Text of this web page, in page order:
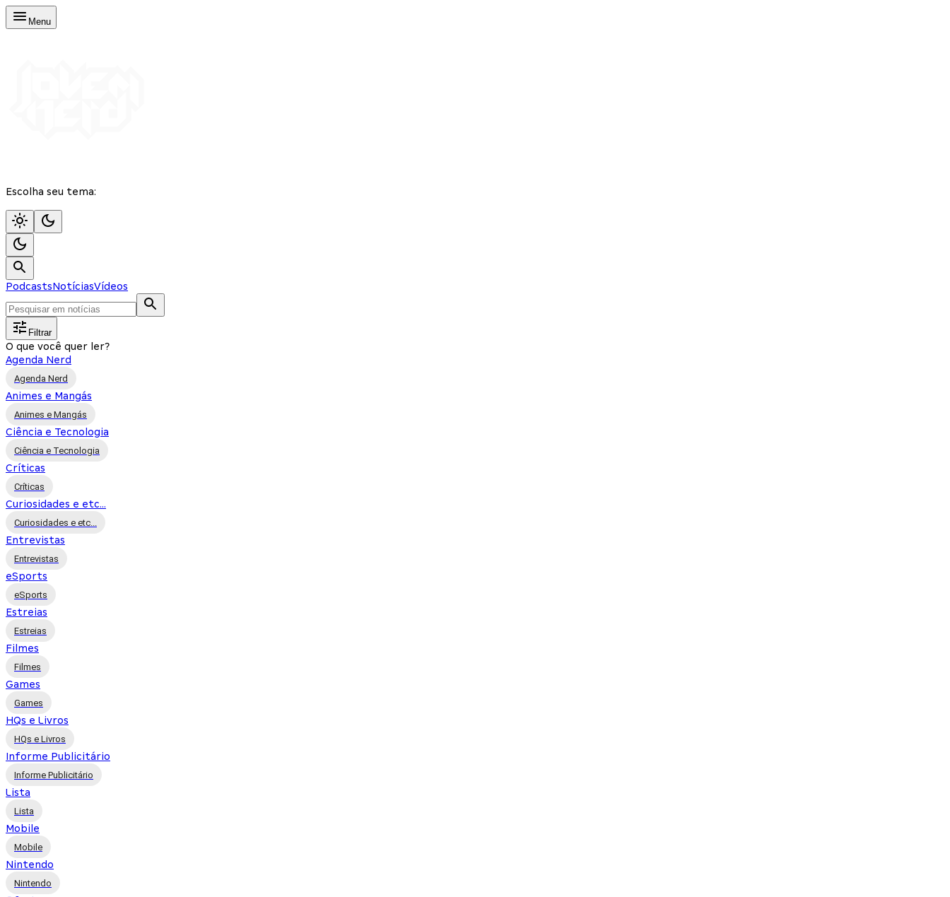
Menu
Escolha seu tema:
PodcastsNotíciasVídeos
Filtrar
O que você quer ler?
Agenda Nerd
Agenda Nerd
Animes e Mangás
Animes e Mangás
Ciência e Tecnologia
Ciência e Tecnologia
Críticas
Críticas
Curiosidades e etc...
Curiosidades e etc...
Entrevistas
Entrevistas
eSports
eSports
Estreias
Estreias
Filmes
Filmes
Games
Games
HQs e Livros
HQs e Livros
Informe Publicitário
Informe Publicitário
Lista
Lista
Mobile
Mobile
Nintendo
Nintendo